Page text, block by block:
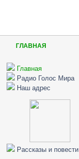
ГЛАВНАЯ
Главная
Радио Голос Мира
Наш адрес
Рассказы и повести